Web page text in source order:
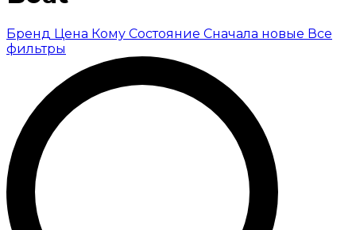
Бренд Цена Кому Состояние Сначала новые Все
фильтры